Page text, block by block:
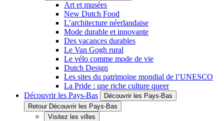
Art et musées
New Dutch Food
L’architecture néerlandaise
Mode durable et innovante
Des vacances durables
Le Van Gogh rural
Le vélo comme mode de vie
Dutch Design
Les sites du patrimoine mondial de l’UNESCO
La Pride : une riche culture queer
Découvrir les Pays-Bas
Découvrir les Pays-Bas
Retour Découvrir les Pays-Bas
Visitez les villes